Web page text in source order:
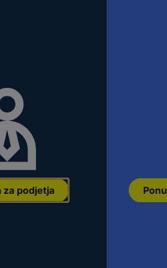
za podjetja
Material za pritrditev
LKRA-TPA 126G-
mm Nosilnost (maks.):
Koda proizvajalca: Št. izdelka: